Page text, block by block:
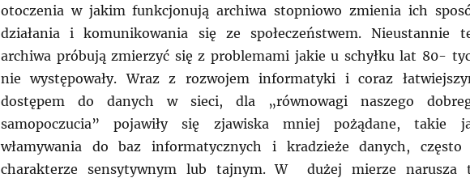
otoczenia w jakim funkcjonują archiwa stopniowo zmienia ich
działania i komunikowania się ze społeczeństwem. Nieustannie
archiwa próbują zmierzyć się z problemami jakie u schyłku lat 80-
nie występowały. Wraz z rozwojem informatyki i coraz
dostępem do danych w sieci, dla „równowagi naszego
samopoczucia” pojawiły się zjawiska mniej pożądane, takie
włamywania do baz informatycznych i kradzieże danych, często
charakterze sensytywnym lub tajnym. W dużej mierze narusza